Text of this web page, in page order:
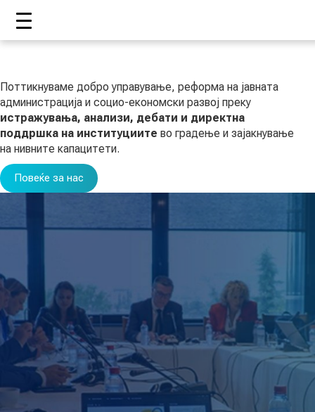
ЗА НАС
ШТО РАБОТИ ЦУП?
НАШИОТ ТИМ
ГОДИШНИ ИЗВЕШТАИ
ИСО 9001
ЕВОЛВ
НОВОСТИ
Поттикнуваме добро управување, реформа на јавната
администрација и социо-економски развој преку
истражувања, анализи, дебати и директна
поддршка на институциите во градење и зајакнување
на нивните капацитети.
Повеќе за нас